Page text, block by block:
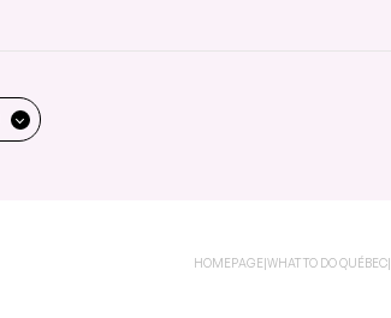
HOMEPAGE|WHAT TO DO QUÉBEC|